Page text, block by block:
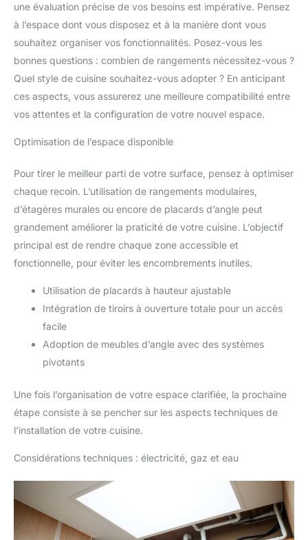
une évaluation précise de vos besoins est impérative. Pensez
à l’espace dont vous disposez et à la manière dont vous
souhaitez organiser vos fonctionnalités. Posez-vous les
bonnes questions : combien de rangements nécessitez-vous ?
Quel style de cuisine souhaitez-vous adopter ? En anticipant
ces aspects, vous assurerez une meilleure compatibilité entre
vos attentes et la configuration de votre nouvel espace.
Optimisation de l’espace disponible
Pour tirer le meilleur parti de votre surface, pensez à optimiser
chaque recoin. L’utilisation de rangements modulaires,
d’étagères murales ou encore de placards d’angle peut
grandement améliorer la praticité de votre cuisine. L’objectif
principal est de rendre chaque zone accessible et
fonctionnelle, pour éviter les encombrements inutiles.
Utilisation de placards à hauteur ajustable
Intégration de tiroirs à ouverture totale pour un accès
facile
Adoption de meubles d’angle avec des systèmes
pivotants
Une fois l’organisation de votre espace clarifiée, la prochaine
étape consiste à se pencher sur les aspects techniques de
l’installation de votre cuisine.
Considérations techniques : électricité, gaz et eau